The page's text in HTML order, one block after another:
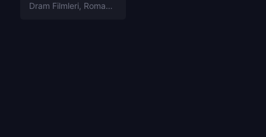
Dram Filmleri, Romantik Filmleri